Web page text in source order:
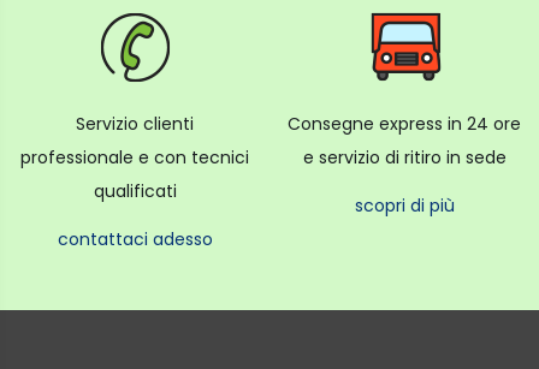
Servizio clienti
professionale e con tecnici
qualificati
contattaci adesso
Consegne express in 24 ore
e servizio di ritiro in sede
scopri di più